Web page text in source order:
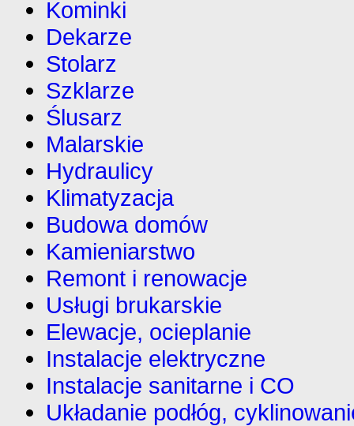
Kominki
Dekarze
Stolarz
Szklarze
Ślusarz
Malarskie
Hydraulicy
Klimatyzacja
Budowa domów
Kamieniarstwo
Remont i renowacje
Usługi brukarskie
Elewacje, ocieplanie
Instalacje elektryczne
Instalacje sanitarne i CO
Układanie podłóg,